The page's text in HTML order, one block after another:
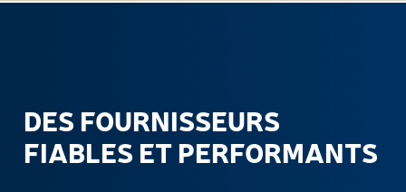
DES FOURNISSEURS
FIABLES ET PERFORMANTS